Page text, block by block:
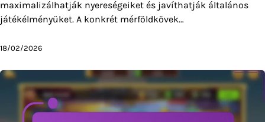
maximalizálhatják nyereségeiket és javíthatják általános
játékélményüket. A konkrét mérföldkövek…
18/02/2026